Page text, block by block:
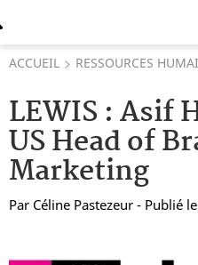
ACCUEIL RESSOURCES
LEWIS : Asif
US Head of
Marketing
Par Céline Pastezeur - Publié